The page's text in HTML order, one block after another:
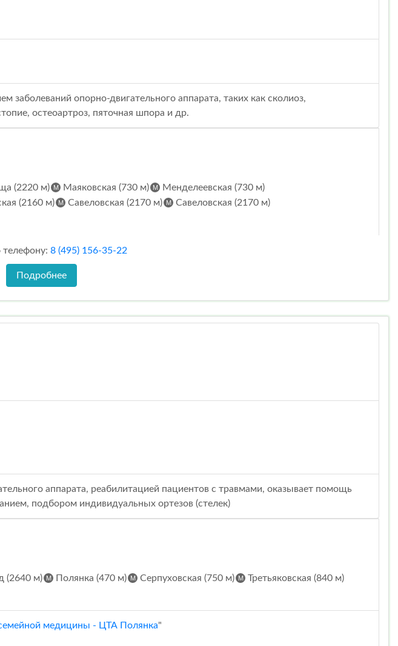
заболеваний опорно-двигательного аппарата, таких как сколиоз,
остеоартроз, пяточная шпора и др.
(2220 м) Маяковская (730 м)
Менделеевская (730 м)
(2160 м) Савеловская (2170 м)
Савеловская (2170 м)
телефону: 8 (495) 156-35-22
Подробнее
аппарата, реабилитацией пациентов с травмами, оказывает помощь
подбором индивидуальных ортезов (стелек)
(2640 м) Полянка (470 м) Серпуховская (750 м)
Третьяковская (840 м)
медицины - ЦТА Полянка"